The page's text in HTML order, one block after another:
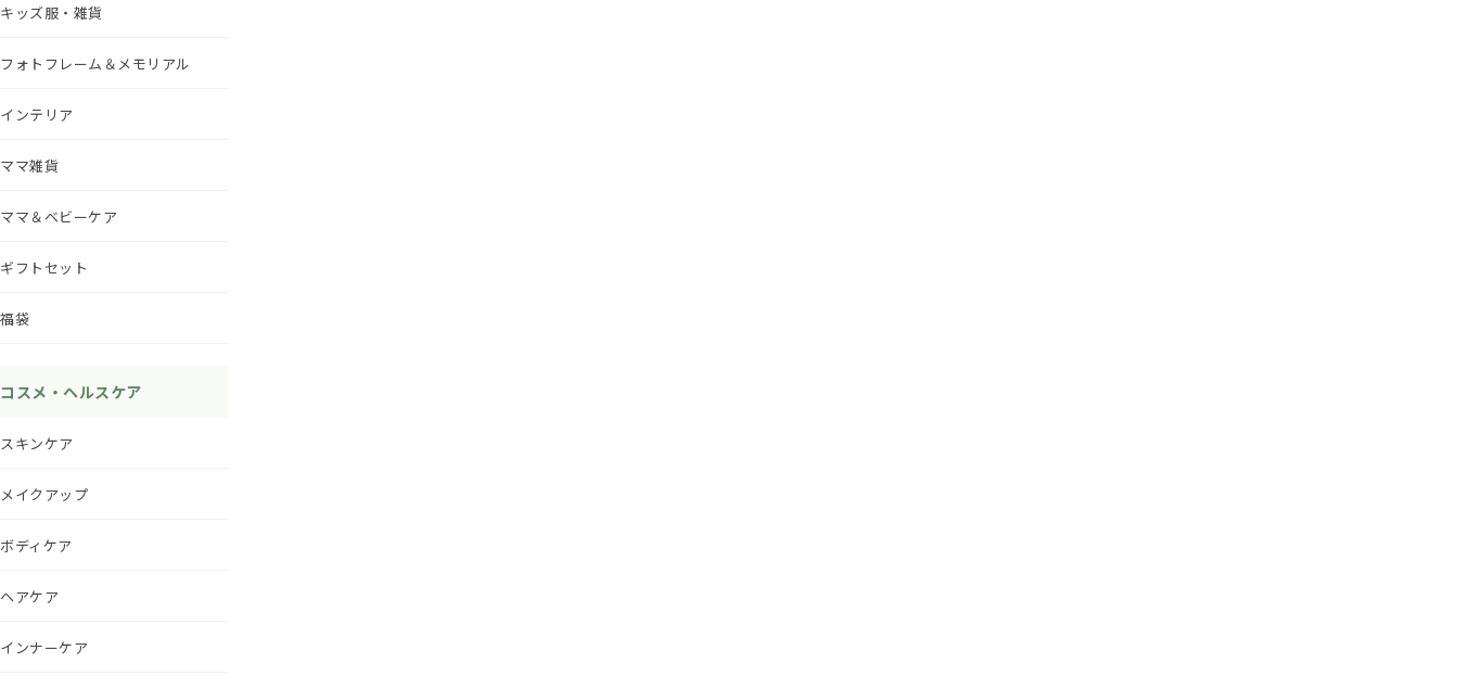
キッズ服・雑貨
フォトフレーム＆メモリアル
インテリア
ママ雑貨
ママ＆ベビーケア
ギフトセット
福袋
コスメ・ヘルスケア
スキンケア
メイクアップ
ボディケア
ヘアケア
インナーケア